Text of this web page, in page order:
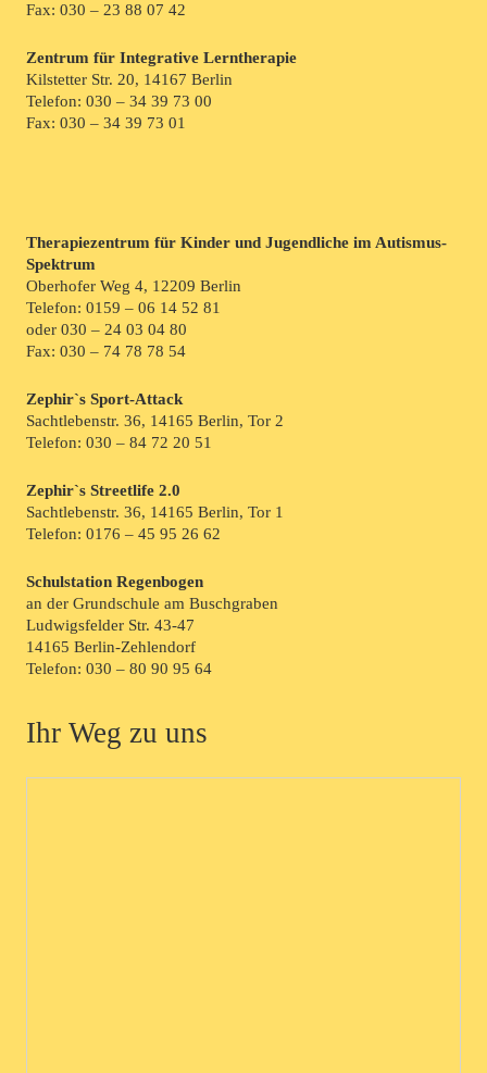
Fax: 030 – 23 88 07 42
Zentrum für Integrative Lerntherapie
Kilstetter Str. 20, 14167 Berlin
Telefon: 030 – 34 39 73 00
Fax: 030 – 34 39 73 01
Therapiezentrum für Kinder und Jugendliche im Autismus-
Spektrum
Oberhofer Weg 4, 12209 Berlin
Telefon: 0159 – 06 14 52 81
oder 030 – 24 03 04 80
Fax: 030 – 74 78 78 54
Zephir`s Sport-Attack
Sachtlebenstr. 36, 14165 Berlin, Tor 2
Telefon: 030 – 84 72 20 51
Zephir`s Streetlife 2.0
Sachtlebenstr. 36, 14165 Berlin, Tor 1
Telefon: 0176 – 45 95 26 62
Schulstation Regenbogen
an der Grundschule am Buschgraben
Ludwigsfelder Str. 43-47
14165 Berlin-Zehlendorf
Telefon: 030 – 80 90 95 64
Ihr Weg zu uns